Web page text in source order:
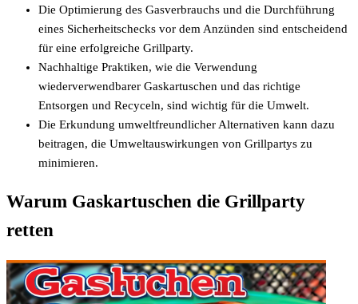
Die Optimierung des Gasverbrauchs und die Durchführung
eines Sicherheitschecks vor dem Anzünden sind entscheidend
für eine erfolgreiche Grillparty.
Nachhaltige Praktiken, wie die Verwendung
wiederverwendbarer Gaskartuschen und das richtige
Entsorgen und Recyceln, sind wichtig für die Umwelt.
Die Erkundung umweltfreundlicher Alternativen kann dazu
beitragen, die Umweltauswirkungen von Grillpartys zu
minimieren.
Warum Gaskartuschen die Grillparty
retten